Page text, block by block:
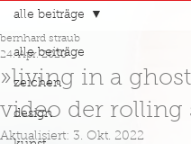
alle beiträge
zeichen
design
alle beiträge
»living in a
video der rolling
bernhard straub
24. Apr. 2020
Aktualisiert: 3. Okt. 2022